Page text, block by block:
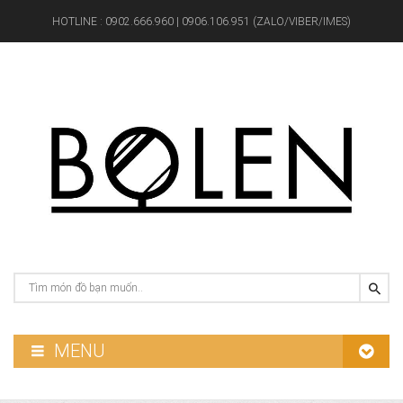
HOTLINE : 0902.666.960 | 0906.106.951 (ZALO/VIBER/IMES)
MENU